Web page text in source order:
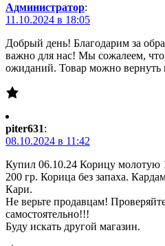
Администратор:
11.10.2024 в 18:05
Добрый день! Благодарим за
важно для нас! Мы сожалеем,
ожиданий. Товар можно вернуть
piter631:
08.10.2024 в 11:42
Купил 06.10.24 Корицу молотую
200 гр. Корица без запаха.
Кари.
Не верьте продавцам!
самостоятельно!!!
Буду искать другой магазин.